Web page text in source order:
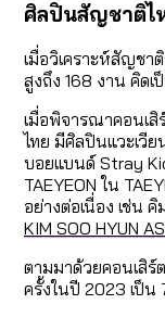
ศิลปินสัญชาติไ
เมื่อวิเคราะห์สัญชา
สูงถึง 168 งาน คิด
เมื่อพิจารณาคอนเ
ไทย มีศิลปินแวะเวี
บอยแบนด์ Stray
TAEYEON ใน
อย่างต่อเนื่อง เช่น
KIM SOO HYUN
ตามมาด้วยคอนเสิร์
ครั้งในปี 2023 เป็น